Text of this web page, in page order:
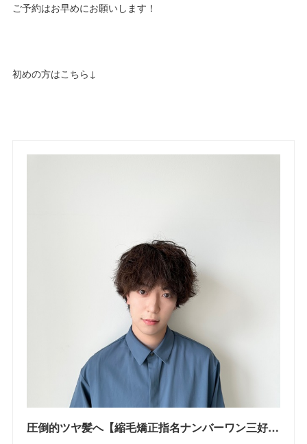
ご予約はお早めにお願いします！
初めの方はこちら↓
圧倒的ツヤ髪へ【縮毛矯正指名ナンバーワン三好担当】美髪縮毛矯正+カット｜クーポン・メニュー｜Bees センター北店｜ヘアサロン・美容院｜Ash オフィシャルサイト